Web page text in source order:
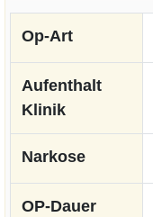
Op-Art
Aufenthalt
Klinik
Narkose
OP-Dauer